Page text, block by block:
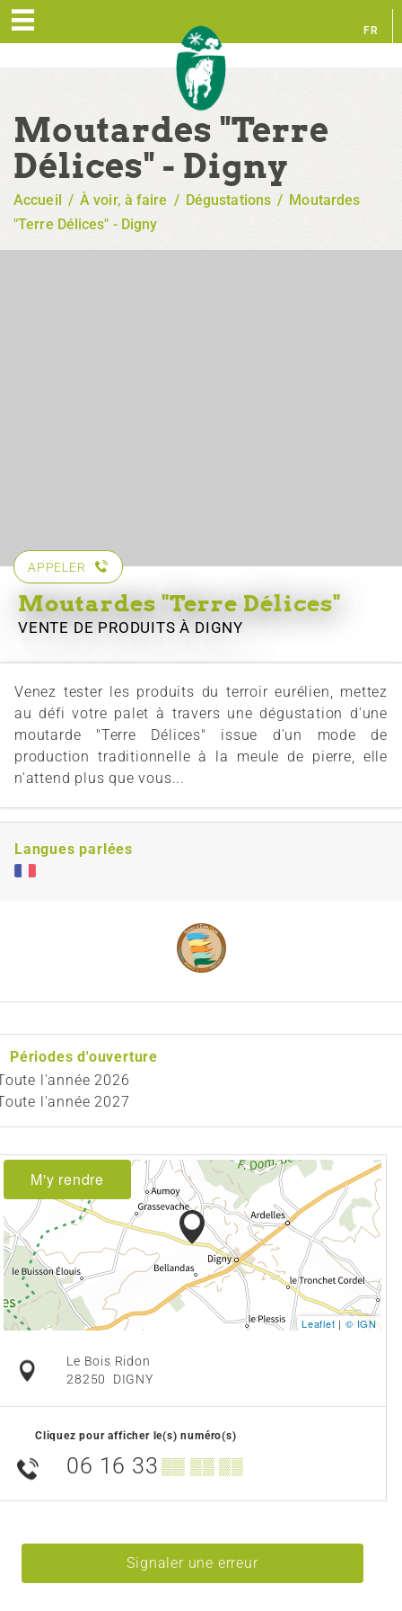
FR
Moutardes "Terre
Délices" - Digny
Accueil / À voir, à faire / Dégustations / Moutardes
"Terre Délices" - Digny
APPELER
Moutardes "Terre Délices"
VENTE DE PRODUITSÀ DIGNY
Venez tester les produits du terroir eurélien, mettez
au défi votre palet à travers une dégustation d'une
moutarde "Terre Délices" issue d'un mode de
production traditionnelle à la meule de pierre, elle
n'attend plus que vous...
Langues parlées
Périodes d'ouverture
l'année 2026
l'année 2027
M'y rendre
Leaflet | © IGN
Le Bois Ridon
28250
DIGNY
Cliquez pour afficher le(s) numéro(s)
06 16 33 ▒▒ ▒▒ ▒▒
Signaler une erreur